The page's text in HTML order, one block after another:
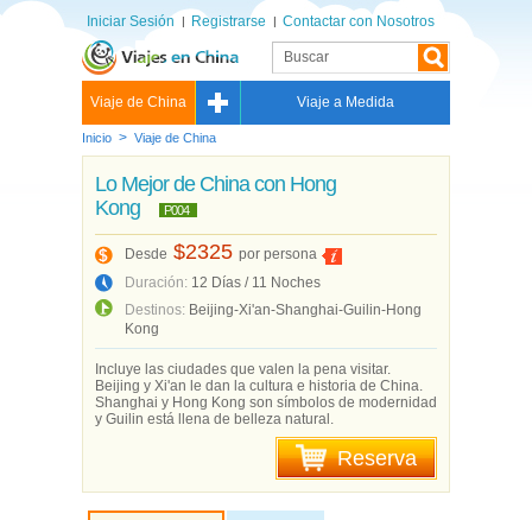
Iniciar Sesión Registrarse Contactar con Nosotros
Viaje de China Viaje a Medida
Inicio > Viaje de China
Lo Mejor de China con Hong
Kong
P004
Desde $2325 por persona
Duración: 12 Días / 11 Noches
Destinos: Beijing-Xi'an-Shanghai-Guilin-Hong
Kong
Incluye las ciudades que valen la pena visitar.
Beijing y Xi'an le dan la cultura e historia de China.
Shanghai y Hong Kong son símbolos de modernidad
y Guilin está llena de belleza natural.
Reserva